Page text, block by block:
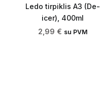
Ledo tirpiklis A3 (De-
icer), 400ml
2,99 € su PVM